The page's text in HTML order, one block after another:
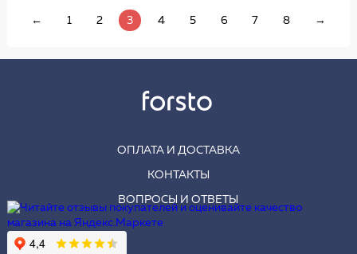
← 1 2 3 4 5 6 7 8 →
ОПЛАТА И ДОСТАВКА
КОНТАКТЫ
ВОПРОСЫ И ОТВЕТЫ